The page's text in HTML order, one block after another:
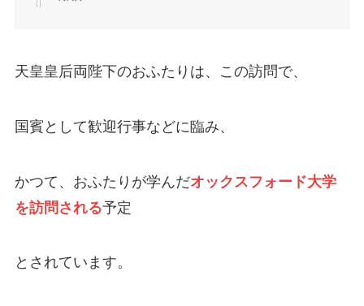
天皇皇后両陛下のおふたりは、この訪問で、
国賓として歓迎行事などに臨み、
かつて、おふたりが学んだオックスフォード大学
を訪問される予定
とされています。